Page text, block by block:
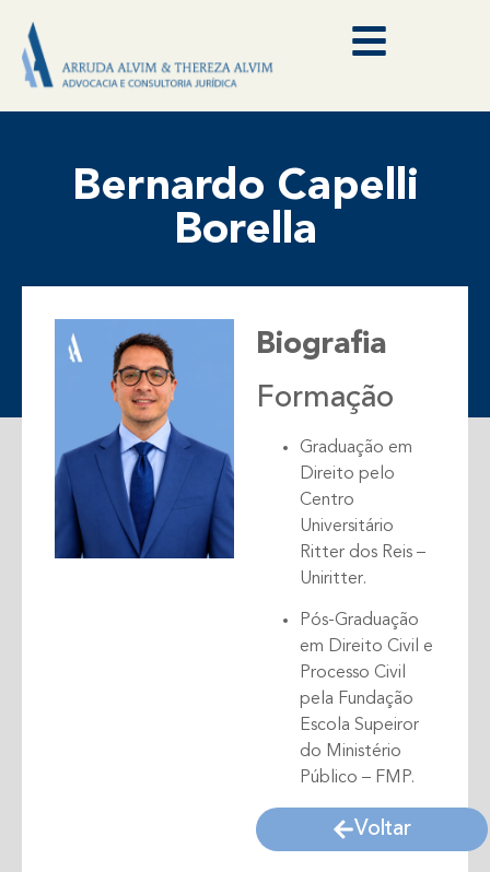
Bernardo Capelli
Borella
Biografia
Formação
Graduação em
Direito pelo
Centro
Universitário
Ritter dos Reis –
Uniritter.
Pós-Graduação
em Direito Civil e
Processo Civil
pela Fundação
Escola Supeiror
do Ministério
Público – FMP.
Voltar